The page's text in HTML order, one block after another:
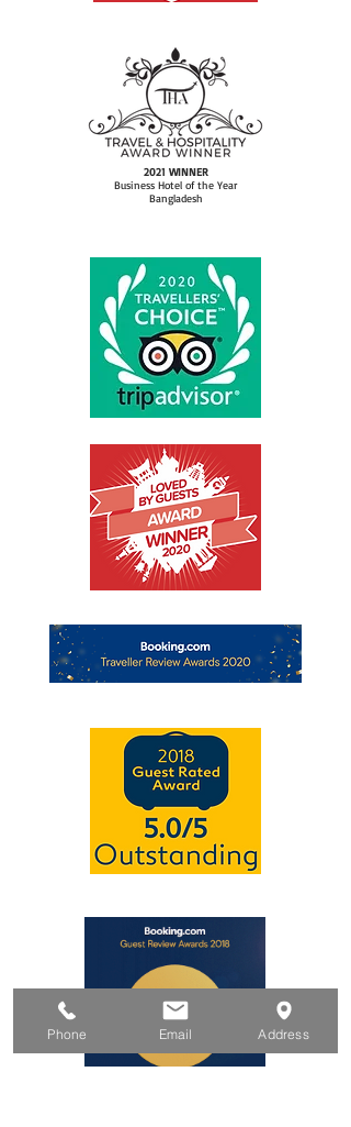
2021 WINNER
Business Hotel of the Year
Bangladesh
Phone Email Address